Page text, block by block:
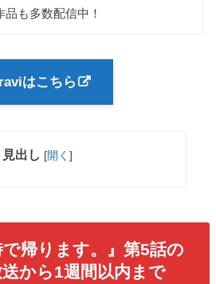
も多数配信中！
はこちら
見出し [開く ]
で帰ります。』第5話の
から1週間以内まで